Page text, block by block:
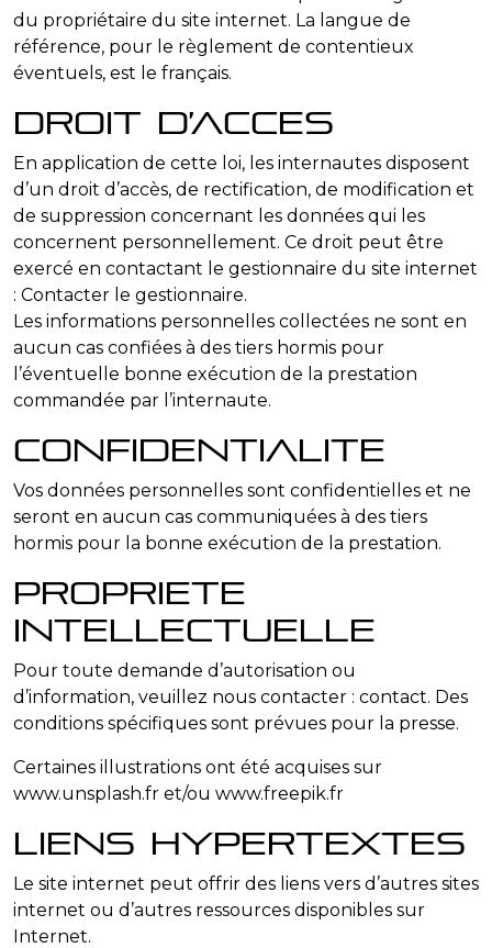
du propriétaire du site internet. La langue de
référence, pour le règlement de contentieux
éventuels, est le français.
Droit d’acces
En application de cette loi, les internautes disposent
d’un droit d’accès, de rectification, de modification et
de suppression concernant les données qui les
concernent personnellement. Ce droit peut être
exercé en contactant le gestionnaire du site internet
: Contacter le gestionnaire.
Les informations personnelles collectées ne sont en
aucun cas confiées à des tiers hormis pour
l’éventuelle bonne exécution de la prestation
commandée par l’internaute.
Confidentialite
Vos données personnelles sont confidentielles et ne
seront en aucun cas communiquées à des tiers
hormis pour la bonne exécution de la prestation.
Propriete
intellectuelle
Pour toute demande d’autorisation ou
d’information, veuillez nous contacter : contact. Des
conditions spécifiques sont prévues pour la presse.
Certaines illustrations ont été acquises sur
www.unsplash.fr et/ou www.freepik.fr
Liens hypertextes
Le site internet peut offrir des liens vers d’autres sites
internet ou d’autres ressources disponibles sur
Internet.